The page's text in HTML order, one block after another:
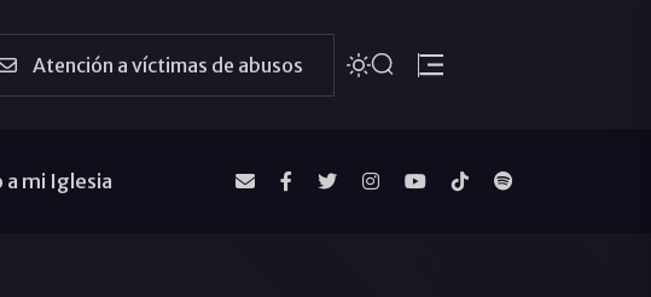
Atención a víctimas de abusos
a mi Iglesia